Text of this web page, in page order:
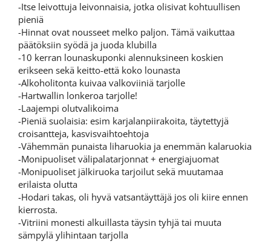
-Itse leivottuja leivonnaisia, jotka olisivat kohtuullisen
pieniä
-Hinnat ovat nousseet melko paljon. Tämä vaikuttaa
päätöksiin syödä ja juoda klubilla
-10 kerran lounaskuponki alennuksineen koskien
erikseen sekä keitto-että koko lounasta
-Alkoholitonta kuivaa valkoviiniä tarjolle
-Hartwallin lonkeroa tarjolle!
-Laajempi olutvalikoima
-Pieniä suolaisia: esim karjalanpiirakoita, täytettyjä
croisantteja, kasvisvaihtoehtoja
-Vähemmän punaista liharuokia ja enemmän kalaruokia
-Monipuoliset välipalatarjonnat + energiajuomat
-Monipuoliset jälkiruoka tarjoilut sekä muutamaa
erilaista olutta
-Hodari takas, oli hyvä vatsantäyttäjä jos oli kiire ennen
kierrosta.
-Vitriini monesti alkuillasta täysin tyhjä tai muuta
sämpylä ylihintaan tarjolla